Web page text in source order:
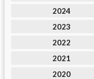
2024
2023
2022
2021
2020